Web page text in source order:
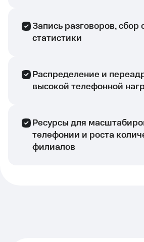
Запись разговоров, сбор
статистики
Распределение и
высокой телефонной
Ресурсы для
телефонии и роста
филиалов